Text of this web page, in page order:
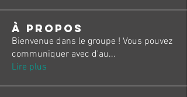
À propos
Bienvenue dans le groupe ! Vous pouvez
communiquer avec d'au...
Lire plus